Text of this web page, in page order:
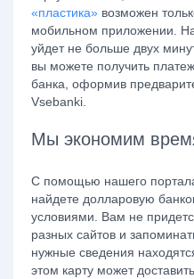
«пластика» возможен
мобильном приложении. На
уйдет не больше двух
вы можете получить
банка, оформив
Vsebanki.
Мы экономим
С помощью нашего
найдете долларовую
условиями. Вам не
разных сайтов и
нужные сведения
этом карту может